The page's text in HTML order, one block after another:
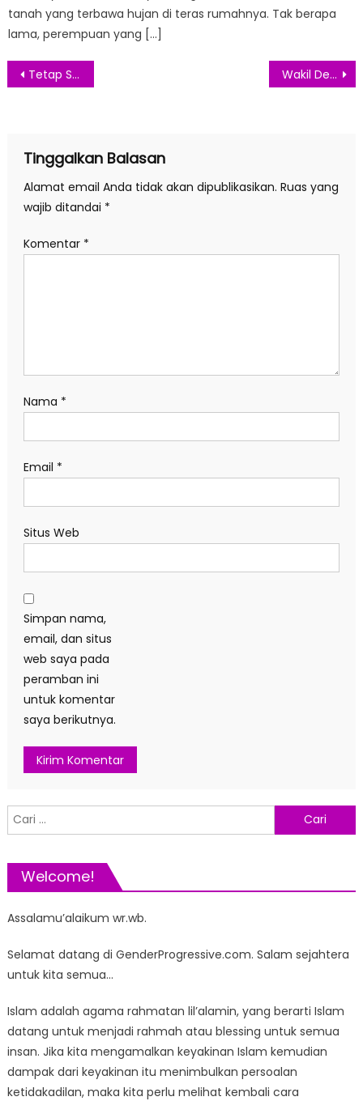
tanah yang terbawa hujan di teras rumahnya. Tak berapa
lama, perempuan yang […]
Navigasi
Tetap Sakinah di Usia Senja Wakil Dekan II Terpilih sebagai Anggota Komnas Perempuan
Tinggalkan Balasan
Alamat email Anda tidak akan dipublikasikan. Ruas yang
wajib ditandai *
Komentar *
Nama *
Email *
Situs Web
Simpan nama,
email, dan situs
web saya pada
peramban ini
untuk komentar
saya berikutnya.
Cari
untuk:
Welcome!
Assalamu’alaikum wr.wb.
Selamat datang di GenderProgressive.com. Salam sejahtera
untuk kita semua…
Islam adalah agama rahmatan lil’alamin, yang berarti Islam
datang untuk menjadi rahmah atau blessing untuk semua
insan. Jika kita mengamalkan keyakinan Islam kemudian
dampak dari keyakinan itu menimbulkan persoalan
ketidakadilan, maka kita perlu melihat kembali cara